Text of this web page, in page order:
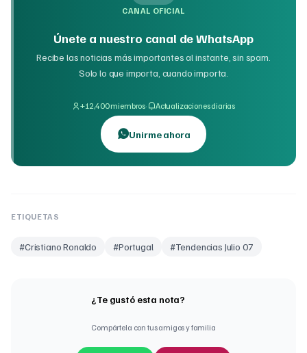
CANAL OFICIAL
Únete a nuestro canal de WhatsApp
Recibe las noticias más importantes al instante, sin spam.
Solo lo que importa, cuando importa.
+12,400 miembros· Actualizaciones diarias
Unirme ahora
ETIQUETAS
#Cristiano Ronaldo #Portugal #Tendencias Julio 07
¿Te gustó esta nota?
Compártela con tus amigos y familia